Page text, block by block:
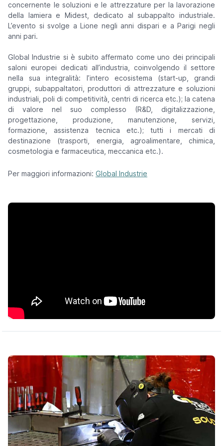
concernente le soluzioni e le attrezzature per la lavorazione
della lamiera e Midest, dedicato al subappalto industriale.
L’evento si svolge a Lione negli anni dispari e a Parigi negli
anni pari.
Global Industrie si è subito affermato come uno dei principali
saloni europei dedicati all’industria, coinvolgendo il settore
nella sua integralità: l’intero ecosistema (start-up, grandi
gruppi, subappaltatori, produttori di attrezzature e soluzioni
industriali, poli di competitività, centri di ricerca etc.); la catena
di valore nel suo complesso (R&D, digitalizzazione,
progettazione, produzione, manutenzione, servizi,
formazione, assistenza tecnica etc.); tutti i mercati di
destinazione (trasporti, energia, agroalimentare, chimica,
cosmetologia e farmaceutica, meccanica etc.).
Per maggiori informazioni: Global Industrie